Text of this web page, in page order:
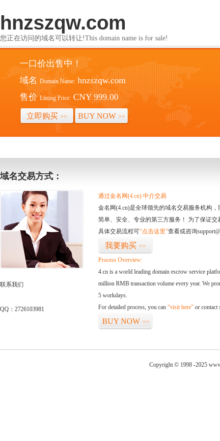
hnzszqw.com
您正在访问的域名可以转让!This domain name is for sale!
一口价出售中！
域名 Domain Name: hnzszqw.com
售价 Listing Price: CNY 999.00
立即购买 >> BUY NOW >>
域名交易方式：
联系我们
QQ：2726103981
通过金名网(4.cn) 中介交易
金名网(4.cn)是全球领先的域名交易服务机构
简单、安全、专业的第三方服务！ 为了保证
具体交易流程可“点击这里”查看或咨询
我要购买 >>
Process Overview:
4.cn is a world leading domain escrow service
million RMB transaction volume every year. We
5 workdays.
For detailed process, you can “visit here” or contact
BUY NOW >>
Copyright © 1998 -2025